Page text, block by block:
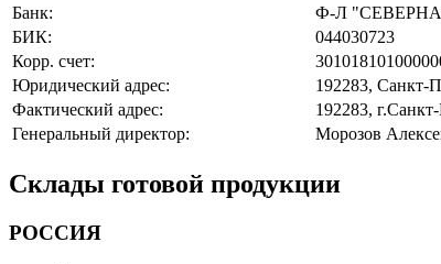
Банк:
Ф-Л
БИК:
044030723
Корр. счет:
Юридический адрес:
192283, Санкт-
Фактический адрес:
192283,
Генеральный директор:
Морозов
Склады готовой продукции
РОССИЯ